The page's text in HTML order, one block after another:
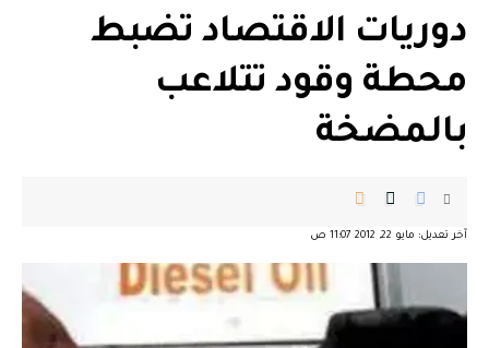
دوريات الاقتصاد تضبط
محطة وقود تتلاعب
بالمضخة
آخر تعديل: مايو 22, 2012 11:07 ص